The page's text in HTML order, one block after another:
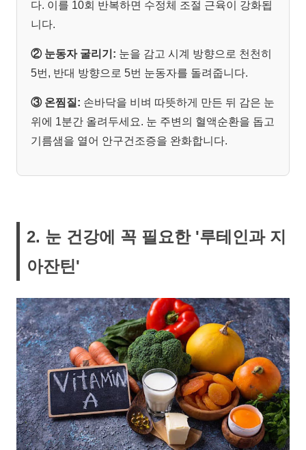
다. 이를 10회 반복하면 수정체 조절 근육이 강화됩
니다.
② 눈동자 굴리기: 눈을 감고 시계 방향으로 천천히
5번, 반대 방향으로 5번 눈동자를 돌려줍니다.
③ 온찜질: 손바닥을 비벼 따뜻하게 만든 뒤 감은 눈
위에 1분간 올려두세요. 눈 주변의 혈액순환을 돕고
기름샘을 열어 안구건조증을 완화합니다.
2. 눈 건강에 꼭 필요한 '루테인과 지
아잔틴'